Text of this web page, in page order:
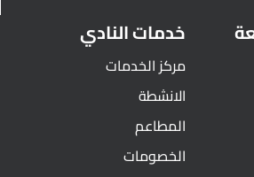
خدمات النادي
مركز الخدمات
الانشطة
المطاعم
الخصومات